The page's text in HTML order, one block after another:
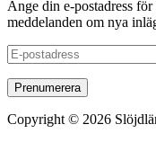
Ange din e-postadress
meddelanden om nya
E-
postadress
Copyright © 2026